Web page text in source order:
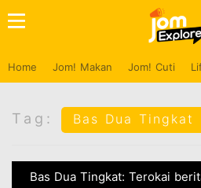
Home Jom! Makan Jom! Cuti
Tag: Bas Dua Tingkat
Bas Dua Tingkat: Terokai